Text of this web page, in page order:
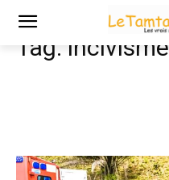
Tags
Tag: incivisme